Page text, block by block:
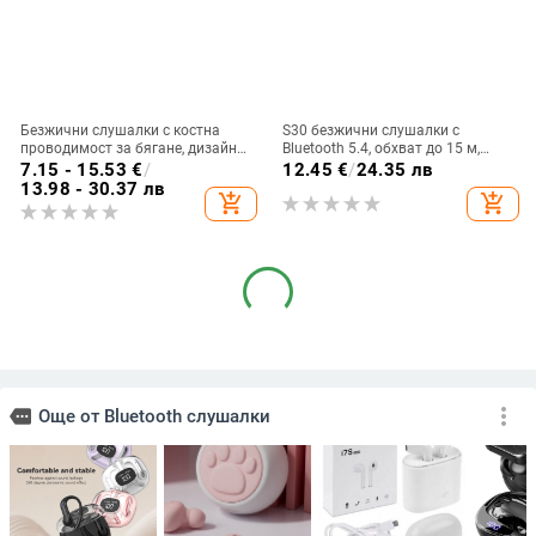
Безжични слушалки с костна
проводимост за бягане, дизайн
без вмъкване в ухото, Bluetooth
5.3, водоустойчиви, живот на
батерията над 8 часа
7.15 - 15.53 €/
13.98 - 30.37 лв
add_shopping_cart
S30 безжични слушалки с
Bluetooth 5.4, обхват до 15 м,
стерео звук, цифров дисплей,
12.45 €/24.35 лв
add_shopping_cart
Bluetooth спортни слушалки с
открито ухо, стерео звук,
Bluetooth 5.4, обхват до 10 м,
18.37€/35.93 лв
Гейминг безжични слушалки:
Bluetooth 5.0, обхват 5 м, стерео
звук с шумопотискане, мулти-
11.42€/22.34 лв